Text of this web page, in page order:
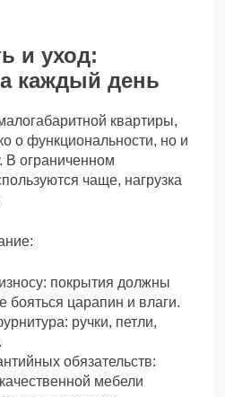
и уход:
каждый день
квартиры,
о функциональности, но и
В ограниченном
чаще, нагрузка
покрытия должны
бояться царапин и влаги.
ручки, петли,
обязательств:
мебели